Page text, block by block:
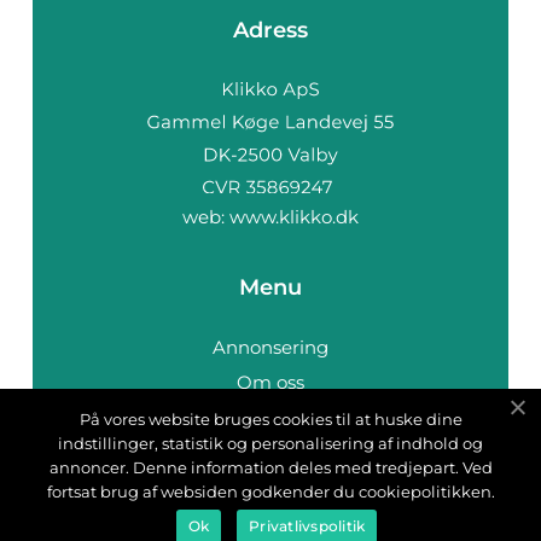
Adress
web: www.klikko.dk
Menu
Annonsering
Om oss
Cookies
Kontakta oss
Sitemap
På vores website bruges cookies til at huske dine
indstillinger, statistik og personalisering af indhold og
annoncer. Denne information deles med tredjepart. Ved
fortsat brug af websiden godkender du cookiepolitikken.
Ok Privatlivspolitik